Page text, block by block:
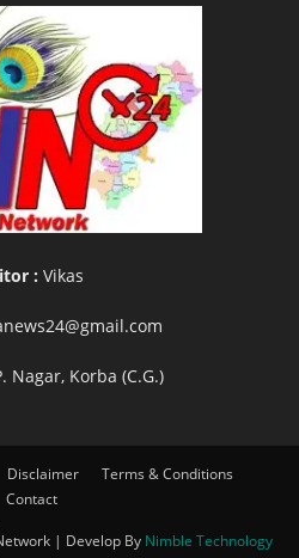
: Vikas
Nagar, Korba (C.G.)
Disclaimer
Terms & Conditions
Contact
| Develop By Nimble Technology